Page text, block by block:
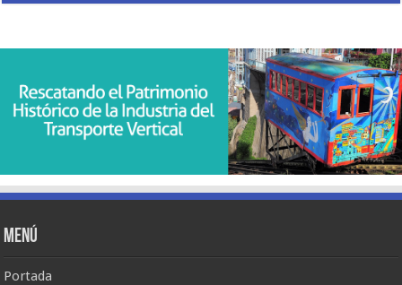
Menú
Portada